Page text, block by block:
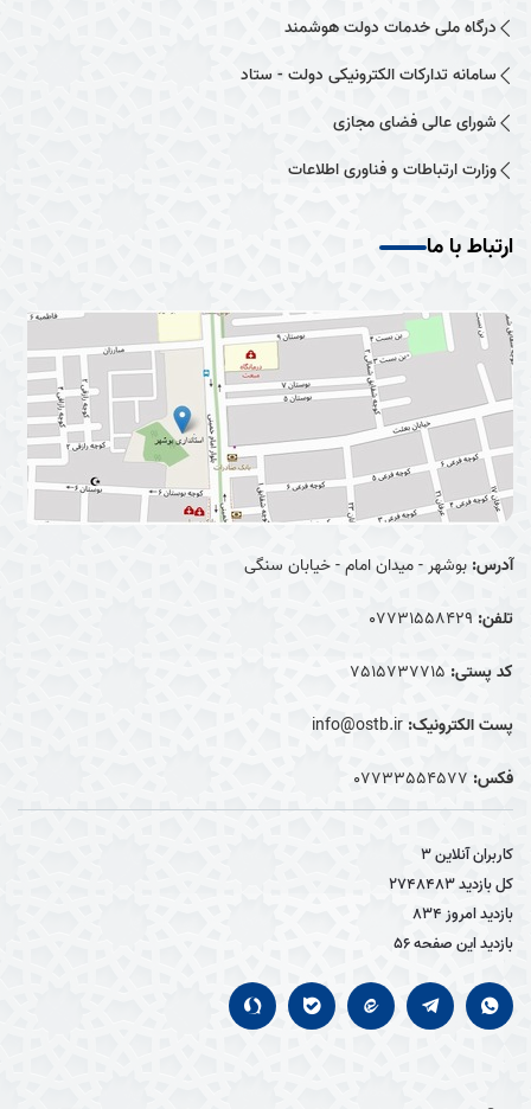
درگاه ملی خدمات دولت هوشمند
سامانه تدارکات الکترونیکی دولت - ستاد
شورای عالی فضای مجازی
وزارت ارتباطات و فناوری اطلاعات
ارتباط با ما
آدرس: بوشهر - میدان امام - خیابان سنگی
تلفن: 07731558429
کد پستی: 7515737715
پست الکترونیک: info@ostb.ir
فکس: 07733554577
کاربران آنلاین3
کل بازدید2748483
بازدید امروز 834
بازدید این صفحه56